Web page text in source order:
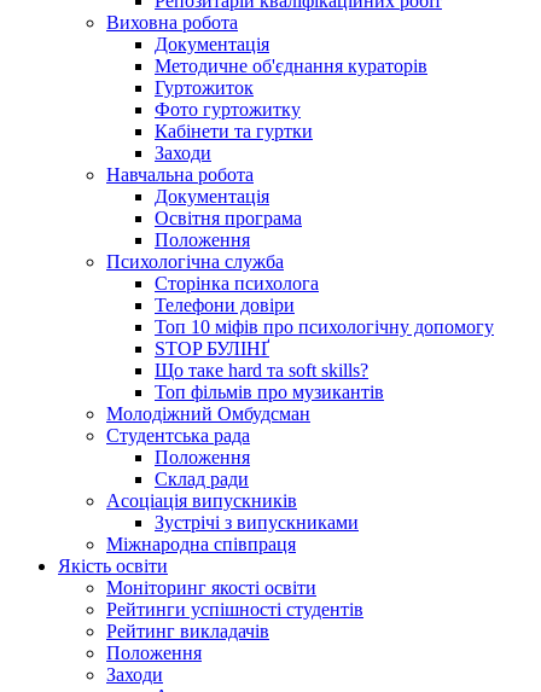
Виховна робота
Документація
Методичне об'єднання кураторів
Гуртожиток
Фото гуртожитку
Кабінети та гуртки
Заходи
Навчальна робота
Документація
Освітня програма
Положення
Психологічна служба
Сторінка психолога
Телефони довіри
Топ 10 міфів про психологічну допомогу
STOP БУЛІНҐ
Що таке hard та soft skills?
Топ фільмів про музикантів
Молодіжний Омбудсман
Студентська рада
Положення
Склад ради
Асоціація випускників
Зустрічі з випускниками
Міжнародна співпраця
Якість освіти
Моніторинг якості освіти
Рейтинги успішності студентів
Рейтинг викладачів
Положення
Заходи